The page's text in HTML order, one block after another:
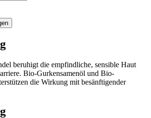
beruhigt die empfindliche, sensible Haut
Bio-Gurkensamenöl und Bio-
die Wirkung mit besänftigender